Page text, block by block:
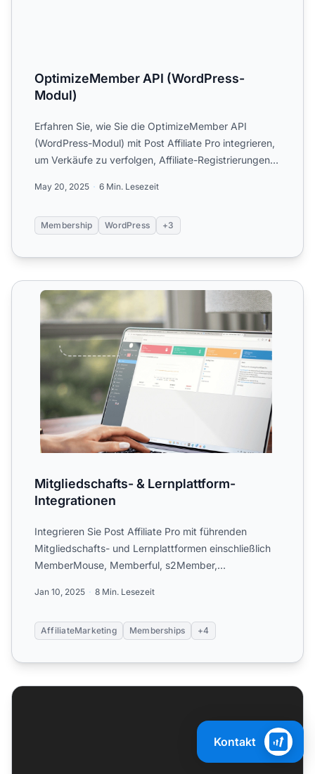
OptimizeMember API (WordPress-
Modul)
Erfahren Sie, wie Sie die OptimizeMember API
(WordPress-Modul) mit Post Affiliate Pro integrieren,
um Verkäufe zu verfolgen, Affiliate-Registrierungen
May 20, 2025 6 Min. Lesezeit
Membership WordPress +3
Mitgliedschafts- & Lernplattform-Integrationen
Mitgliedschafts- & Lernplattform-
Integrationen
Integrieren Sie Post Affiliate Pro mit führenden
Mitgliedschafts- und Lernplattformen einschließlich
MemberMouse, Memberful, s2Member,
Jan 10, 2025 8 Min. Lesezeit
AffiliateMarketing Memberships +4
aMember
Kontakt